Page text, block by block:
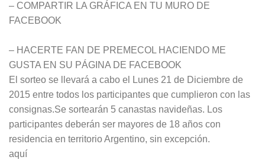
– COMPARTIR LA GRÁFICA EN TU MURO DE
FACEBOOK
– HACERTE FAN DE PREMECOL HACIENDO ME
GUSTA EN SU PÁGINA DE FACEBOOK
El sorteo se llevará a cabo el Lunes 21 de Diciembre de
2015 entre todos los participantes que cumplieron con las
consignas.Se sortearán 5 canastas navideñas. Los
participantes deberán ser mayores de 18 años con
residencia en territorio Argentino, sin excepción.
aquí